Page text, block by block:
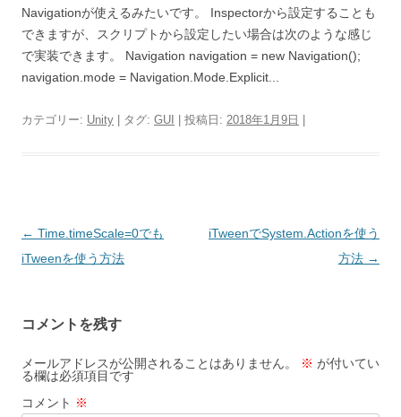
Navigationが使えるみたいです。 Inspectorから設定することも
できますが、スクリプトから設定したい場合は次のような感じ
で実装できます。 Navigation navigation = new Navigation();
navigation.mode = Navigation.Mode.Explicit...
カテゴリー: Unity | タグ: GUI | 投稿日: 2018年1月9日
投
稿
ゲ
ー
シ
ョ
← Time.timeScale=0でも
iTweenを使う方法
iTweenでSystem.Actionを使う
方法 →
コメントを残す
メールアドレスが公開されることはありません。 ※ が付いてい
る欄は必須項目です
コメント ※